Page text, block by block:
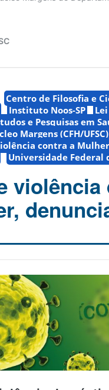
Centro de Filosofia e
Instituto Noos-SP
e Pesquisas em
Margens (CFH/UFSC)
contra a Mulher
Universidade Federal